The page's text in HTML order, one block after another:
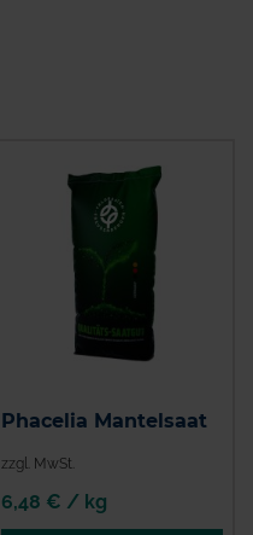
Phacelia Mantelsaat
zzgl. MwSt.
6,48 € / kg